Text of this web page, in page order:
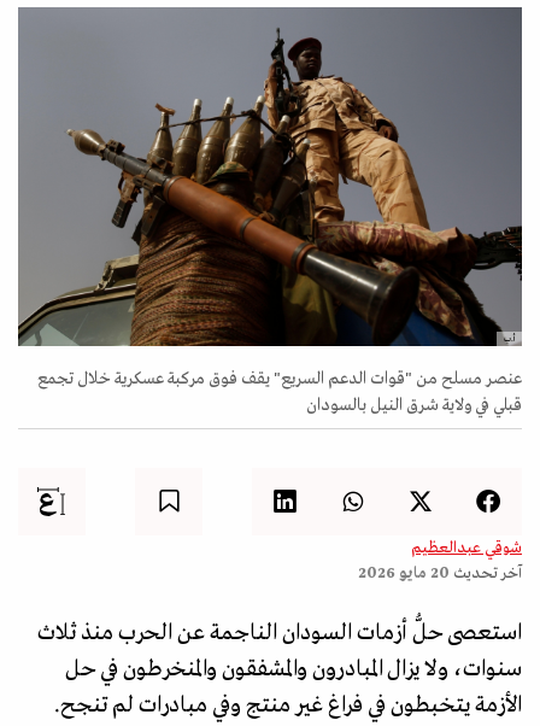
أ.ب
عنصر مسلح من "قوات الدعم السريع" يقف فوق مركبة عسكرية خلال تجمع
قبلي في ولاية شرق النيل بالسودان
شوقي عبدالعظيم
آخر تحديث 20 مايو 2026
استعصى حلُّ أزمات السودان الناجمة عن الحرب منذ ثلاث
سنوات، ولا يزال المبادرون والمشفقون والمنخرطون في حل
الأزمة يتخبطون في فراغ غير منتج وفي مبادرات لم تنجح.